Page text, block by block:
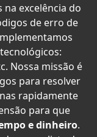
excelência do
de erro de
Nossa missão é
para resolver
rapidamente
para que
e dinheiro.